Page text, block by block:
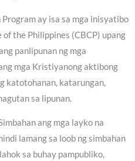
ay isa sa mga inisyatibo
of the Philippines (CBCP) upang
panlipunan ng mga
mga Kristiyanong aktibong
katotohanan, katarungan,
sa lipunan.
ang mga layko na
lamang sa loob ng simbahan
sa buhay pampubliko,